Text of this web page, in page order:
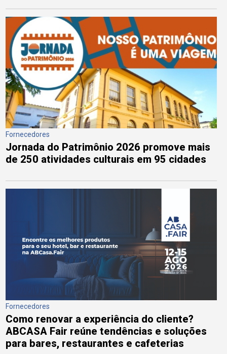
Fornecedores
Jornada do Patrimônio 2026 promove mais
de 250 atividades culturais em 95 cidades
Fornecedores
Como renovar a experiência do cliente?
ABCASA Fair reúne tendências e soluções
para bares, restaurantes e cafeterias